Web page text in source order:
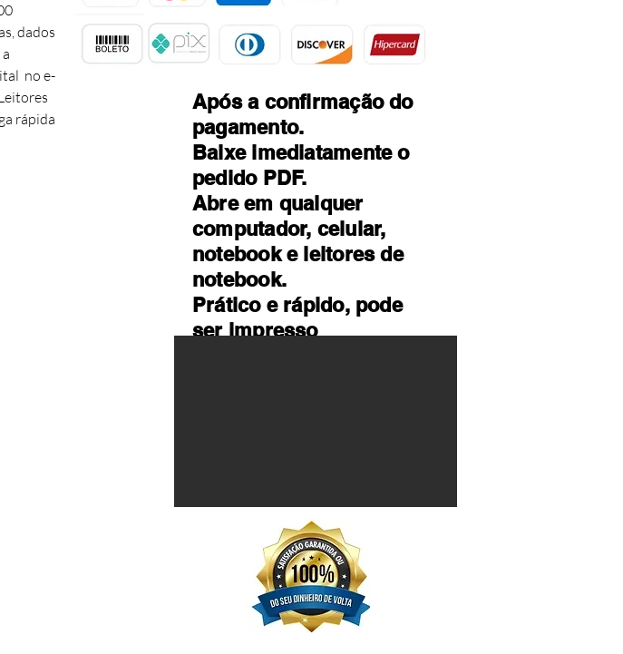
dados
no e-
rápida
Após a confirmação do
pagamento.
Baixe imediatamente o
pedido PDF.
Abre em qualquer
computador, celular,
notebook e leitores de
notebook.
Prático e rápido, pode
ser impresso